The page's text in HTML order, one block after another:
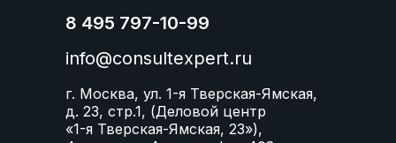
info@consultexpert.ru
8 495 797-10-99
г. Москва, ул. 1-я Тверская-Ямская,
д. 23, стр.1, (Деловой центр
«1-я Тверская-Ямская, 23»),